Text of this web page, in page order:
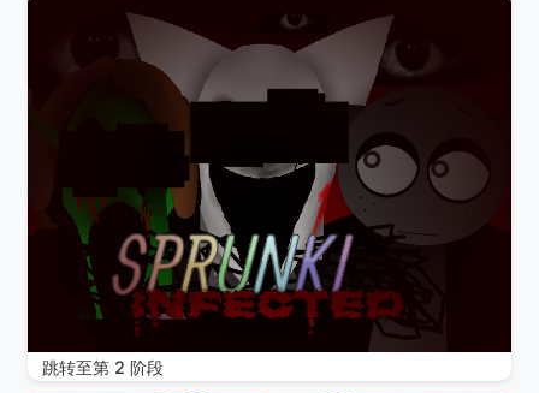
跳转至第 2 阶段